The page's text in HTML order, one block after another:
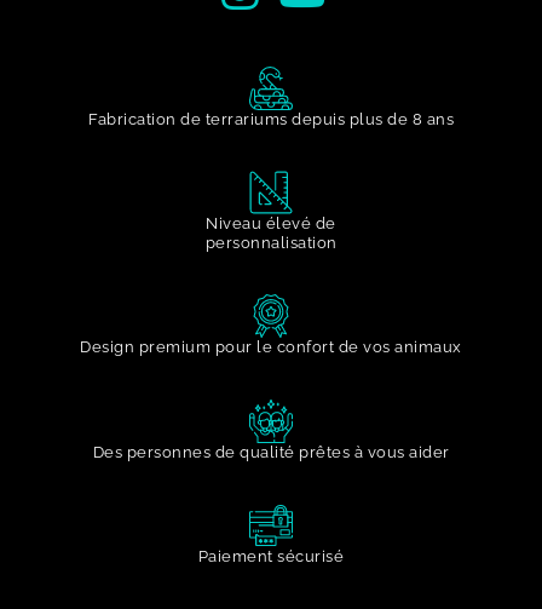
Fabrication de terrariums depuis plus de 8 ans
Niveau élevé de
personnalisation
Design premium pour le confort de vos animaux
Des personnes de qualité prêtes à vous aider
Paiement sécurisé